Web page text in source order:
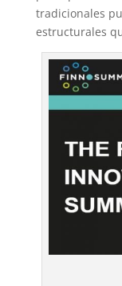
tradicionales
estructurales